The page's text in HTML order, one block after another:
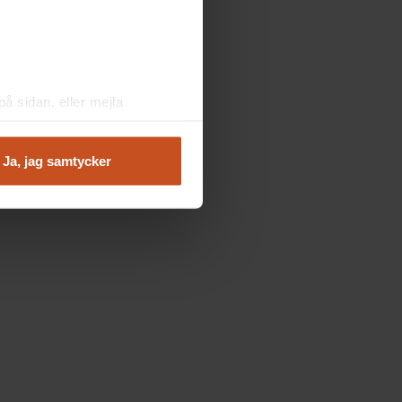
sidan, eller mejla
Ja, jag samtycker